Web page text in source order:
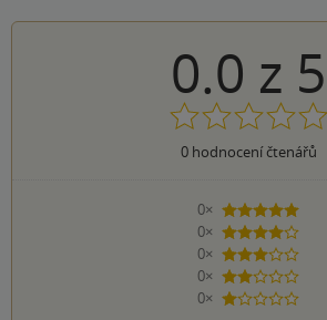
0.0 z 5
0hodnocení čtenářů
0×
5 hvězdiček
0×
4 hvězdičky
0×
3 hvězdičky
0×
2 hvězdičky
0×
1 hvezdička